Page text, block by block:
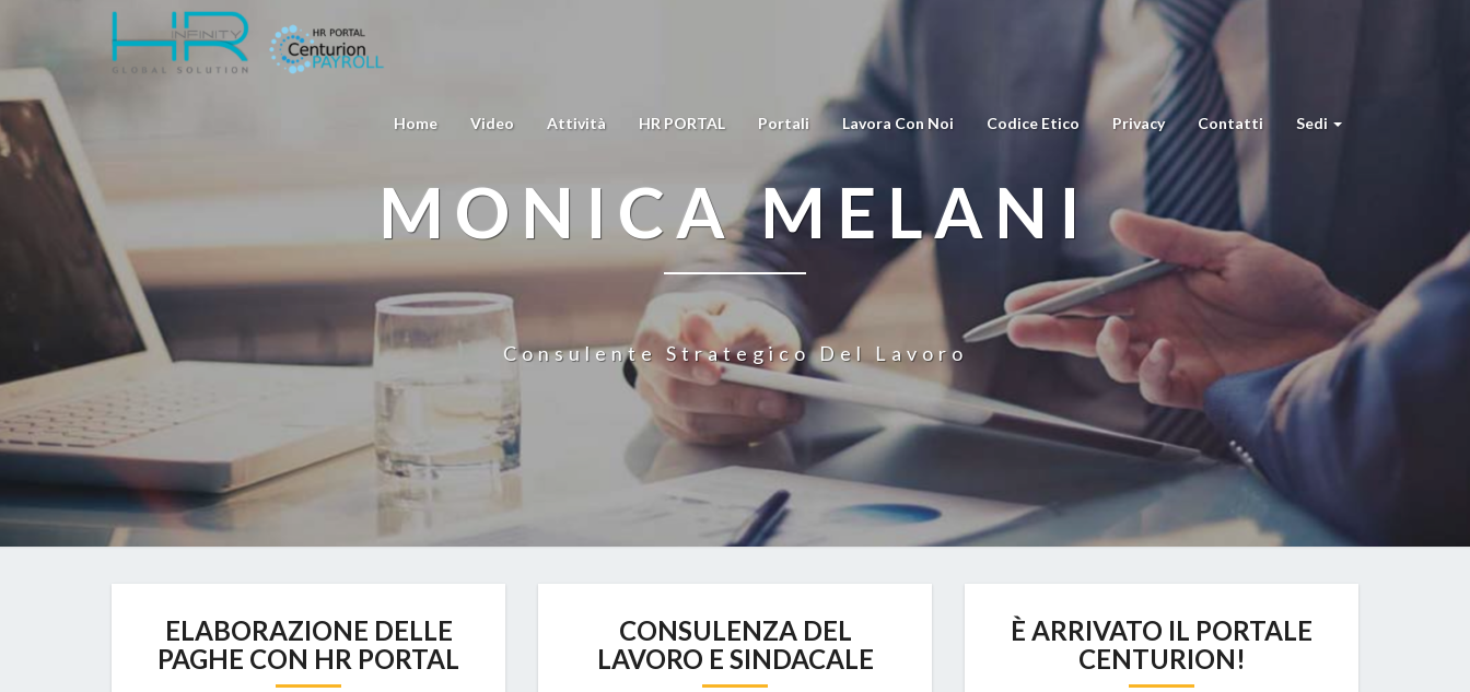
Home Video Attività HR PORTAL Portali Lavora Con Noi Codice Etico Privacy Contatti Sedi
MONICA MELANI
Consulente Strategico Del Lavoro
ELABORAZIONE DELLE
PAGHE CON HR PORTAL
CONSULENZA DEL
LAVORO E SINDACALE
È ARRIVATO IL PORTALE
CENTURION!